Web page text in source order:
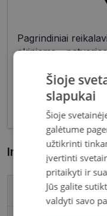
Pagrindiniai
akiniams -
aprangos stilių.
optinių savybių,
kasdien, vairavimui
Informacija apie
Prekės ženklas
Šioje
slapukai
Šioje
galėtume
užtikrinti
įvertinti
pritaikyti ir
Jūs galite
valdyti savo